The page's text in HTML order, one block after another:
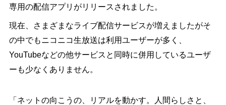
専用の配信アプリがリリースされました。
現在、さまざまなライブ配信サービスが増えましたがそ
の中でもニコニコ生放送は利用ユーザーが多く、
YouTubeなどの他サービスと同時に併用しているユーザ
ーも少なくありません。
「ネットの向こうの、リアルを動かす。人間らしさと、